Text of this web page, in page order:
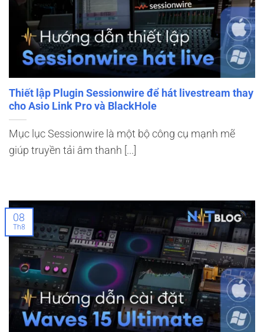
Thiết lập Plugin Sessionwire để hát livestream thay
cho Asio Link Pro và BlackHole
Mục lục Sessionwire là một bộ công cụ mạnh mẽ
giúp truyền tải âm thanh [...]
08
Th8